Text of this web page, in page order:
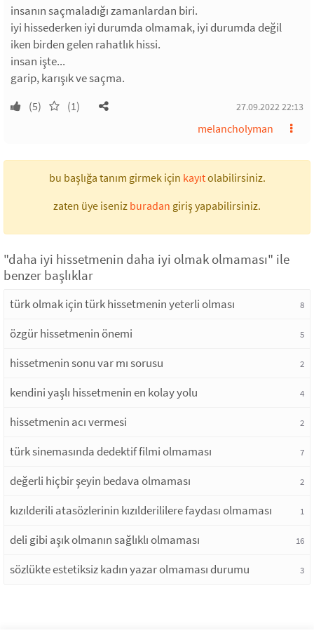
insanın saçmaladığı zamanlardan biri.
iyi hissederken iyi durumda olmamak, iyi durumda değil
iken birden gelen rahatlık hissi.
insan işte...
garip, karışık ve saçma.
(5) (1) 27.09.2022 22:13
melancholyman
bu başlığa tanım girmek için kayıtolabilirsiniz.
zaten üye iseniz buradan giriş yapabilirsiniz.
"daha iyi hissetmenin daha iyi olmak olmaması" ile
benzer başlıklar
türk olmak için türk hissetmenin yeterli olması 8
özgür hissetmenin önemi 5
hissetmenin sonu var mı sorusu 2
kendini yaşlı hissetmenin en kolay yolu 4
hissetmenin acı vermesi 2
türk sinemasında dedektif filmi olmaması 7
değerli hiçbir şeyin bedava olmaması 2
kızılderili atasözlerinin kızılderililere faydası olmaması 1
deli gibi aşık olmanın sağlıklı olmaması 16
sözlükte estetiksiz kadın yazar olmaması durumu 3